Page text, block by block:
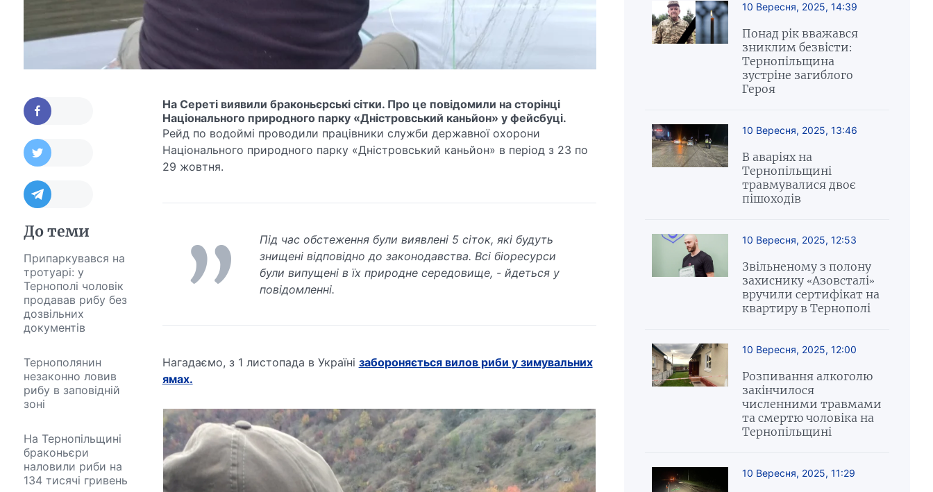
До теми
Припаркувався на
тротуарі: у
Тернополі чоловік
продавав рибу без
дозвільних
документів
Тернополянин
незаконно ловив
рибу в заповідній
зоні
На Тернопільщині
браконьєри
наловили риби на
134 тисячі гривень
На Сереті виявили браконьєрські сітки. Про це повідомили на сторінці
Національного природного парку «Дністровський каньйон» у фейсбуці.
Рейд по водоймі проводили працівники служби державної охорони
Національного природного парку «Дністровський каньйон» в період з 23 по
29 жовтня.
Під час обстеження були виявлені 5 сіток, які будуть
знищені відповідно до законодавства. Всі біоресурси
були випущені в їх природне середовище, - йдеться у
повідомленні.
Нагадаємо, з 1 листопада в Україні забороняється вилов риби у зимувальних
ямах.
10 Вересня, 2025, 14:39
Понад рік вважався
зниклим безвісти:
Тернопільщина
зустріне загиблого
Героя
10 Вересня, 2025, 13:46
В аваріях на
Тернопільщині
травмувалися двоє
пішоходів
10 Вересня, 2025, 12:53
Звільненому з полону
захиснику «Азовсталі»
вручили сертифікат на
квартиру в Тернополі
10 Вересня, 2025, 12:00
Розпивання алкоголю
закінчилося
численними травмами
та смертю чоловіка на
Тернопільщині
10 Вересня, 2025, 11:29